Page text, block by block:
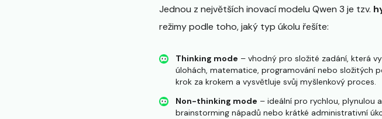
Jednou z největších inovací modelu Qwen 3 je tzv.
režimy podle toho, jaký typ úkolu řešíte:
Thinking mode – vhodný pro složité zadání, která
úlohách, matematice, programování nebo složitých
krok za krokem a vysvětluje svůj myšlenkový proces.
Non-thinking mode – ideální pro rychlou, plynulou
brainstorming nápadů nebo krátké administrativní